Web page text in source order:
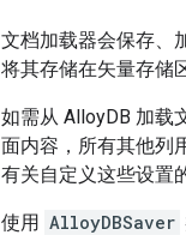
文档加载器会保存、
将其存储在矢量存储
如需从 AlloyDB 加载
面内容，所有其他列
有关自定义这些设置
使用 AlloyDBSaver